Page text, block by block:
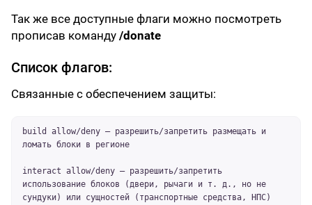
Так же все доступные флаги можно посмотреть
прописав команду /donate
Список флагов:
Связанные с обеспечением защиты:
build allow/deny – разрешить/запретить размещать и
ломать блоки в регионе
interact allow/deny – разрешить/запретить
использование блоков (двери, рычаги и т. д., но не
сундуки) или сущностей (транспортные средства, НПС)